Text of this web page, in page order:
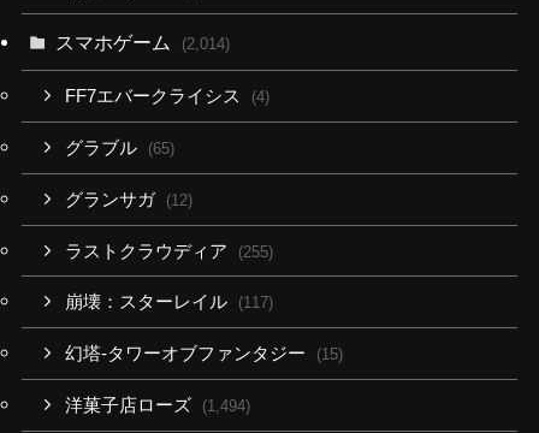
スマホゲーム (2,014)
FF7エバークライシス (4)
グラブル (65)
グランサガ (12)
ラストクラウディア (255)
崩壊：スターレイル (117)
幻塔-タワーオブファンタジー (15)
洋菓子店ローズ (1,494)